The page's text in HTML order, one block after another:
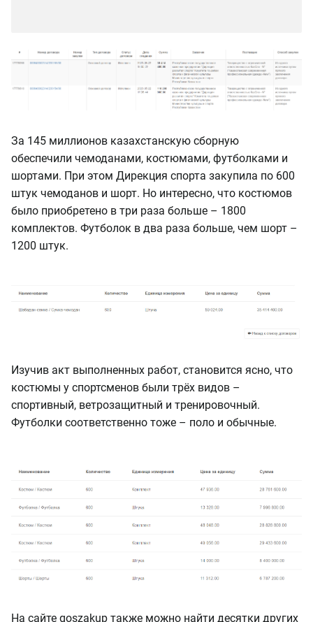
За 145 миллионов казахстанскую сборную
обеспечили чемоданами, костюмами, футболками и
шортами. При этом Дирекция спорта закупила по 600
штук чемоданов и шорт. Но интересно, что костюмов
было приобретено в три раза больше – 1800
комплектов. Футболок в два раза больше, чем шорт –
1200 штук.
Изучив акт выполненных работ, становится ясно, что
костюмы у спортсменов были трёх видов –
спортивный, ветрозащитный и тренировочный.
Футболки соответственно тоже – поло и обычные.
На сайте goszakup также можно найти десятки других